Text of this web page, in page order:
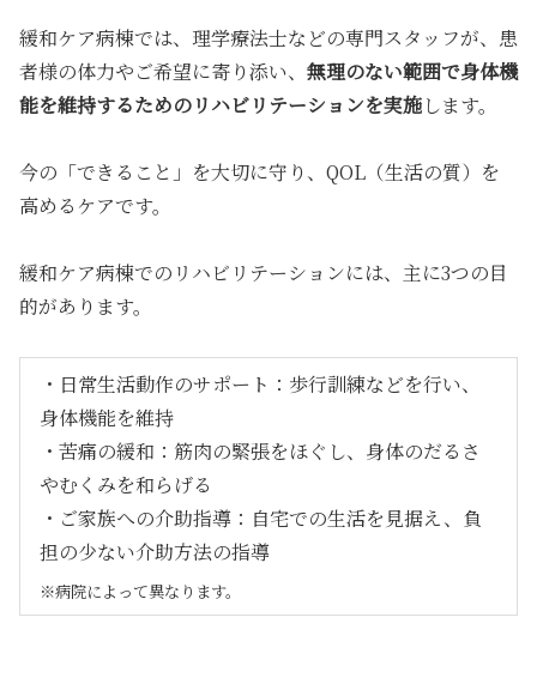
緩和ケア病棟では、理学療法士などの専門スタッフが、患
者様の体力やご希望に寄り添い、 無理のない範囲で身体機
能を維持するためのリハビリテーションを実施します。
今の「できること」を大切に守り、QOL（生活の質）を
高めるケアです。
緩和ケア病棟でのリハビリテーションには、主に3つの目
的があります。
・日常生活動作のサポート：歩行訓練などを行い、
身体機能を維持
・苦痛の緩和：筋肉の緊張をほぐし、身体のだるさ
やむくみを和らげる
・ご家族への介助指導：自宅での生活を見据え、負
担の少ない介助方法の指導
※病院によって異なります。